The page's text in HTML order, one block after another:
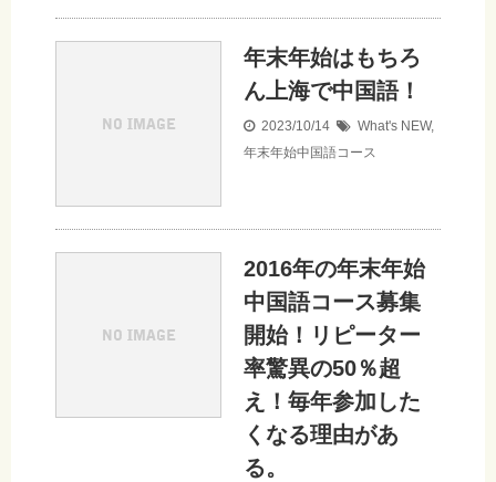
年末年始はもちろ
ん上海で中国語！
2023/10/14 What's NEW,
年末年始中国語コース
2016年の年末年始
中国語コース募集
開始！リピーター
率驚異の50％超
え！毎年参加した
くなる理由があ
る。